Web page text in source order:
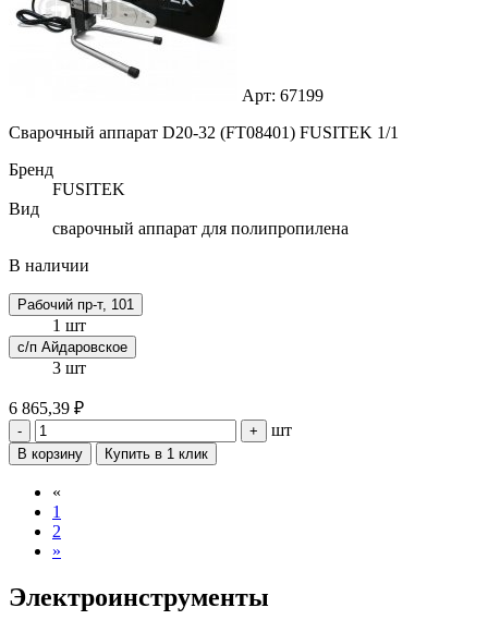
Арт: 67199
Сварочный аппарат D20-32 (FT08401) FUSITEK 1/1
Бренд
FUSITEK
Вид
сварочный аппарат для полипропилена
В наличии
Рабочий пр-т, 101
1 шт
с/п Айдаровское
3 шт
6 865,39 ₽
- + шт
В корзину Купить в 1 клик
«
1
2
»
Электроинструменты